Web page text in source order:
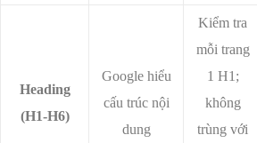
Heading
(H1-H6)
Google hiểu
cấu trúc nội
dung
Kiểm tra
mỗi trang
1 H1;
không
trùng với